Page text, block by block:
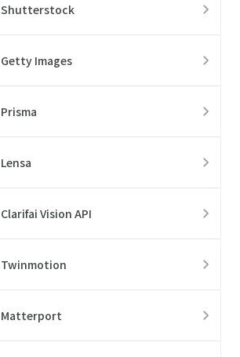
Shutterstock
Getty Images
Prisma
Lensa
Clarifai Vision API
Twinmotion
Matterport